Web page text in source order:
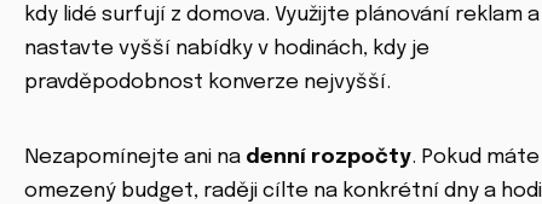
kdy lidé surfují z domova. Využijte plánování reklam a
nastavte vyšší nabídky v hodinách, kdy je
pravděpodobnost konverze nejvyšší.
Nezapomínejte ani na denní rozpočty. Pokud máte
omezený budget, raději cílte na konkrétní dny a